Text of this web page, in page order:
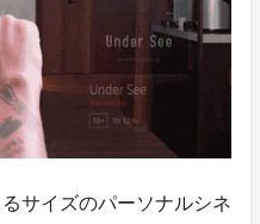
サイズのパーソナルシネ